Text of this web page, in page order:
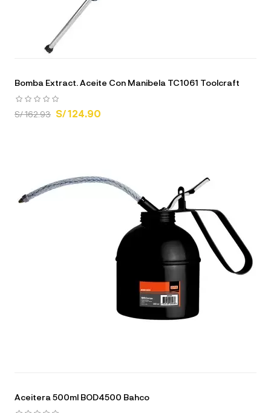
Bomba Extract. Aceite Con Manibela TC1061 Toolcraft
S/ 162.93 S/ 124.90
Aceitera 500ml BOD4500 Bahco